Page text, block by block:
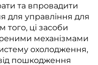
та впровадити
для управління для
того, ці засоби
механізмами
охолодження,
від пошкодження